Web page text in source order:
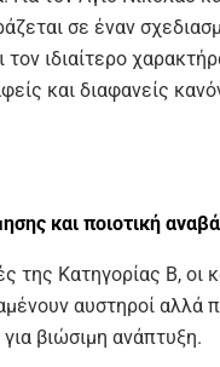
σε έναν
τον ιδιαίτερο
και διαφανείς
και ποιοτική
της Κατηγορίας Β, οι
αυστηροί αλλά
βιώσιμη ανάπτυξη.